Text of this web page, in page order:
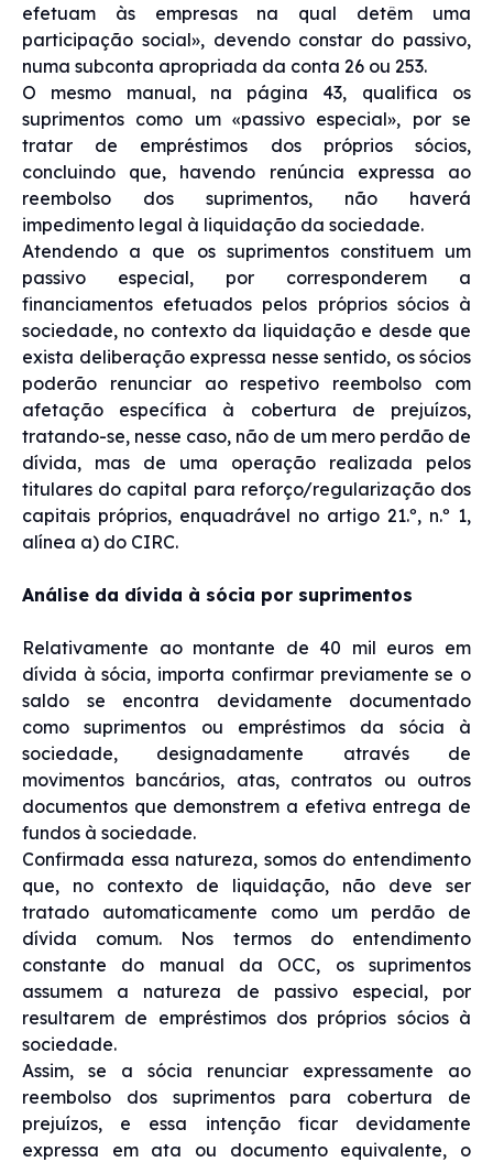
efetuam às empresas na qual detêm uma
participação social», devendo constar do passivo,
numa subconta apropriada da conta 26 ou 253.
O mesmo manual, na página 43, qualifica os
suprimentos como um «passivo especial», por se
tratar de empréstimos dos próprios sócios,
concluindo que, havendo renúncia expressa ao
reembolso dos suprimentos, não haverá
impedimento legal à liquidação da sociedade.
Atendendo a que os suprimentos constituem um
passivo especial, por corresponderem a
financiamentos efetuados pelos próprios sócios à
sociedade, no contexto da liquidação e desde que
exista deliberação expressa nesse sentido, os sócios
poderão renunciar ao respetivo reembolso com
afetação específica à cobertura de prejuízos,
tratando-se, nesse caso, não de um mero perdão de
dívida, mas de uma operação realizada pelos
titulares do capital para reforço/regularização dos
capitais próprios, enquadrável no artigo 21.º, n.º 1,
alínea a) do CIRC.
Análise da dívida à sócia por suprimentos
Relativamente ao montante de 40 mil euros em
dívida à sócia, importa confirmar previamente se o
saldo se encontra devidamente documentado
como suprimentos ou empréstimos da sócia à
sociedade, designadamente através de
movimentos bancários, atas, contratos ou outros
documentos que demonstrem a efetiva entrega de
fundos à sociedade.
Confirmada essa natureza, somos do entendimento
que, no contexto de liquidação, não deve ser
tratado automaticamente como um perdão de
dívida comum. Nos termos do entendimento
constante do manual da OCC, os suprimentos
assumem a natureza de passivo especial, por
resultarem de empréstimos dos próprios sócios à
sociedade.
Assim, se a sócia renunciar expressamente ao
reembolso dos suprimentos para cobertura de
prejuízos, e essa intenção ficar devidamente
expressa em ata ou documento equivalente, o